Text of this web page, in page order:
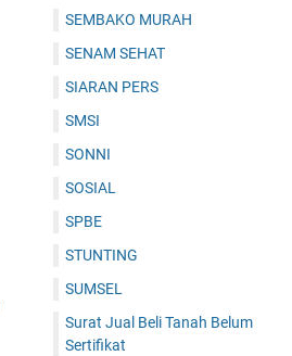
SEMBAKO MURAH
SENAM SEHAT
SIARAN PERS
SMSI
SONNI
SOSIAL
SPBE
STUNTING
SUMSEL
Surat Jual Beli Tanah Belum
Sertifikat